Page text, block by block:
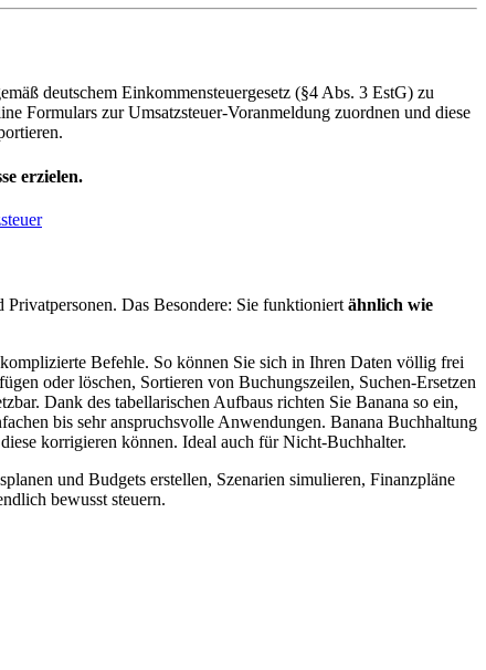
deutschem Einkommensteuergesetz (§4 Abs. 3 EstG) zu
Formulars zur Umsatzsteuer-Voranmeldung zuordnen und diese
erzielen.
Das Besondere: Sie funktioniert ähnlich wie
Befehle. So können Sie sich in Ihren Daten völlig frei
oder löschen, Sortieren von Buchungszeilen, Suchen-Ersetzen
Dank des tabellarischen Aufbaus richten Sie Banana so ein,
bis sehr anspruchsvolle Anwendungen. Banana Buchhaltung
korrigieren können. Ideal auch für Nicht-Buchhalter.
und Budgets erstellen, Szenarien simulieren, Finanzpläne
bewusst steuern.